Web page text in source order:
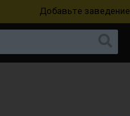
Добавьте заведение